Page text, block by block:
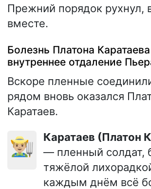
Прежний порядок рухнул,
вместе.
Болезнь Платона
внутреннее отдаление
Вскоре пленные
рядом вновь оказался
Каратаев.
👨🏼‍🌾
Каратаев (Платон
— пленный солдат,
тяжёлой
каждым днём всё